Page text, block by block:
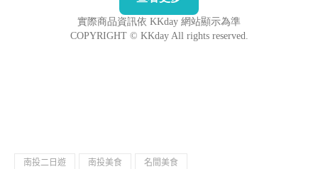
南投二日遊 南投美食 名間美食